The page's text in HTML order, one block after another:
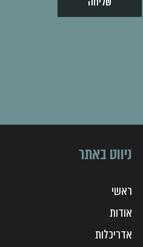
ניווט באתר
ראשי
אודות
אדריכלות